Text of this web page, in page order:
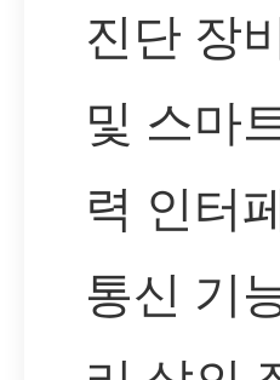
진단 장
및 스마
력 인터
통신 기